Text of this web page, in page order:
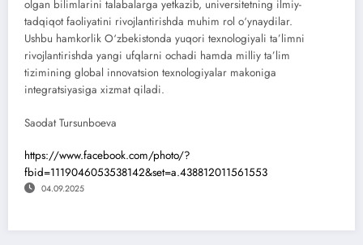
olgan bilimlarini talabalarga yetkazib, universitetning ilmiy-
tadqiqot faoliyatini rivojlantirishda muhim rol o‘ynaydilar.
Ushbu hamkorlik O‘zbekistonda yuqori texnologiyali ta’limni
rivojlantirishda yangi ufqlarni ochadi hamda milliy ta’lim
tizimining global innovatsion texnologiyalar makoniga
integratsiyasiga xizmat qiladi.
Saodat Tursunbоeva
https://www.facebook.com/photo/?
fbid=1119046053538142&set=a.438812011561553
04.09.2025